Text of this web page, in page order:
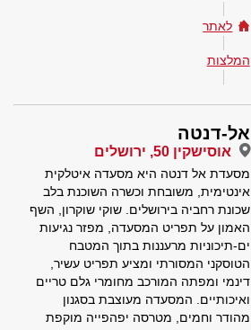
לאתר
המלצות
אל-דנטה
אוסישקין 50, ירושלים
מסעדת אל דנטה היא מסעדה איטלקית
אינטימית, משובחת וכשרה השוכנת בלב
שכונת רחביה בירושלים. שוקי שוקרון, השף
האמון על תפריט המסעדה, מפזר נגיעות
ים-תיכוניות מרעננות בתוך המטבח
הטוסקני המסורתי ומציע תפריט עשיר,
דינמי ומפתה המורכב מחומרי גלם טריים
ואיכותיים. המסעדה מעוצבת בסגנון
מהודר וחמים, מטרסה יפהפייה מוקפת